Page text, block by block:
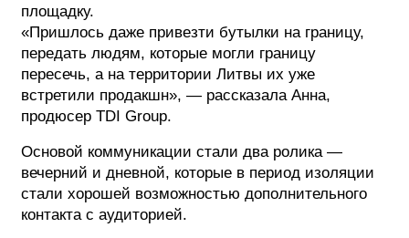
площадку.
«Пришлось даже привезти бутылки на границу,
передать людям, которые могли границу
пересечь, а на территории Литвы их уже
встретили продакшн», — рассказала Анна,
продюсер TDI Group.
Основой коммуникации стали два ролика —
вечерний и дневной, которые в период изоляции
стали хорошей возможностью дополнительного
контакта с аудиторией.